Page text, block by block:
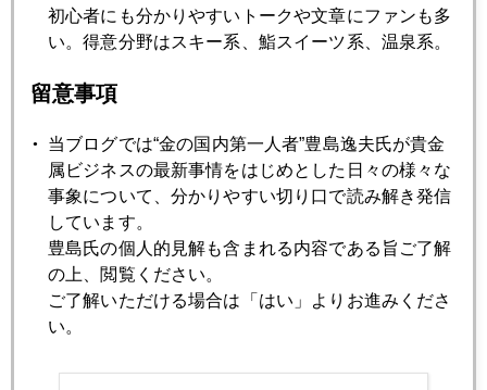
「尖閣」とは何処だ？米国市場も懸念共有
2021年03月16日
2021年03月15日
国際金価格、底値圏で底堅く推移
2021年03月11日
注目の米１０年債入札、日本勢に存在感
初心者にも分かりやすいトークや文章にファンも多
い。得意分野はスキー系、鮨スイーツ系、温泉系。
留意事項
当ブログでは“金の国内第一人者”豊島逸夫氏が貴金
属ビジネスの最新事情をはじめとした日々の様々な
事象について、分かりやすい切り口で読み解き発信
しています。
豊島氏の個人的見解も含まれる内容である旨ご了解
の上、閲覧ください。
ご了解いただける場合は「はい」よりお進みくださ
い。